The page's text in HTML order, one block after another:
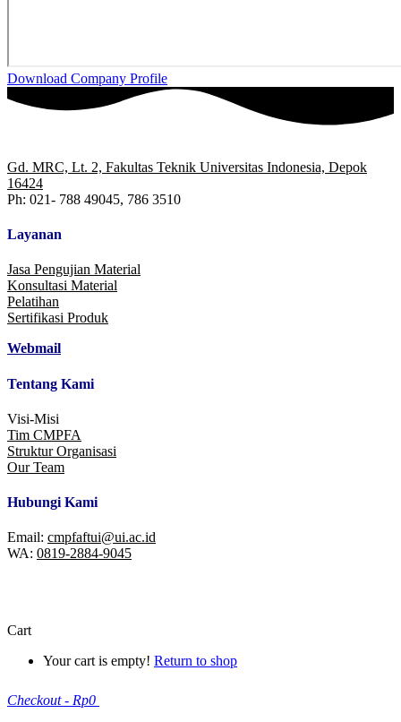
Download Company Profile
Gd. MRC, Lt. 2, Fakultas Teknik Universitas Indonesia, Depok
16424
Ph: 021- 788 49045, 786 3510
Layanan
Jasa Pengujian Material
Konsultasi Material
Pelatihan
Sertifikasi Produk
Webmail
Tentang Kami
Visi-Misi
Tim CMPFA
Struktur Organisasi
Our Team
Hubungi Kami
Email: cmpfaftui@ui.ac.id
WA: 0819-2884-9045
Cart
Your cart is empty! Return to shop
Checkout - Rp0